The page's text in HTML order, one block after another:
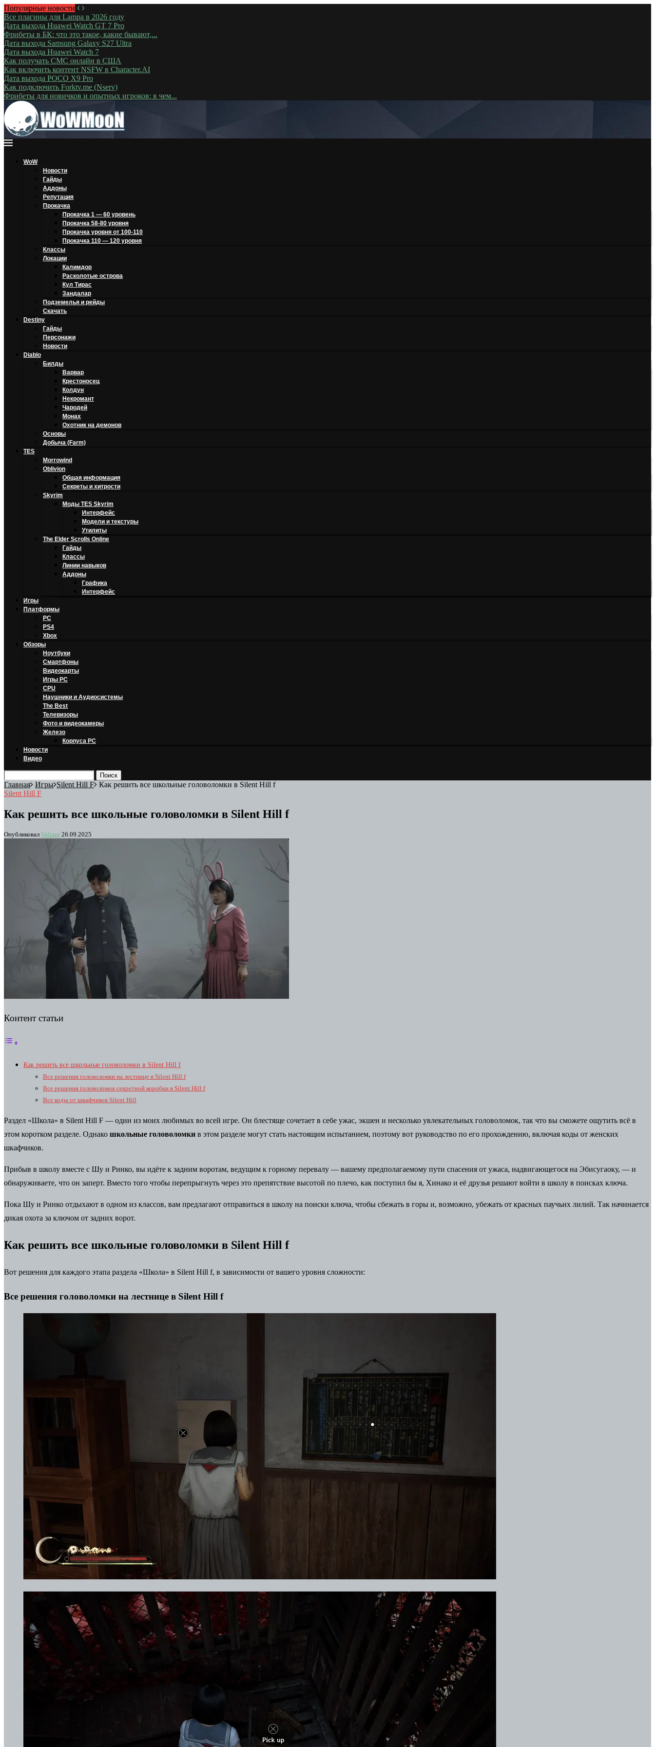
Популярные новости
Все плагины для Lampa в 2026 году
Дата выхода Huawei Watch GT 7 Pro
Фрибеты в БК: что это такое, какие бывают,...
Дата выхода Samsung Galaxy S27 Ultra
Дата выхода Huawei Watch 7
Как получать СМС онлайн в США
Как включить контент NSFW в Character.AI
Дата выхода POCO X9 Pro
Как подключить Forktv.me (Nserv)
Фрибеты для новичков и опытных игроков: в чем...
WoW
Новости
Гайды
Аддоны
Репутация
Прокачка
Прокачка 1 — 60 уровень
Прокачка 58-80 уровня
Прокачка уровня от 100-110
Прокачка 110 — 120 уровня
Классы
Локации
Калимдор
Расколотые острова
Кул Тирас
Зандалар
Подземелья и рейды
Скачать
Destiny
Гайды
Персонажи
Новости
Diablo
Билды
Варвар
Крестоносец
Колдун
Некромант
Чародей
Монах
Охотник на демонов
Основы
Добыча (Farm)
TES
Morrowind
Oblivion
Общая информация
Секреты и хитрости
Skyrim
Моды TES Skyrim
Интерфейс
Модели и текстуры
Утилиты
The Elder Scrolls Online
Гайды
Классы
Линии навыков
Аддоны
Графика
Интерфейс
Игры
Платформы
PC
PS4
Xbox
Обзоры
Ноутбуки
Смартфоны
Видеокарты
Игры PC
CPU
Наушники и Аудиосистемы
The Best
Телевизоры
Фото и видеокамеры
Железо
Корпуса PC
Новости
Видео
Главная Игры Silent Hill F Как решить все школьные головоломки в Silent Hill f
Silent Hill F
Как решить все школьные головоломки в Silent Hill f
Опубликовал Valiant 26.09.2025
Контент статьи
Как решить все школьные головоломки в Silent Hill f
Все решения головоломки на лестнице в Silent Hill f
Все решения головоломок секретной коробки в Silent Hill f
Все коды от шкафчиков Silent Hill
Раздел «Школа» в Silent Hill F — один из моих любимых во всей игре. Он блестяще сочетает в себе ужас, экшен и несколько увлекательных головоломок, так что вы сможете ощутить всё в
этом коротком разделе. Однако школьные головоломки в этом разделе могут стать настоящим испытанием, поэтому вот руководство по его прохождению, включая коды от женских
шкафчиков.
Прибыв в школу вместе с Шу и Ринко, вы идёте к задним воротам, ведущим к горному перевалу — вашему предполагаемому пути спасения от ужаса, надвигающегося на Эбисугаоку, — и
обнаруживаете, что он заперт. Вместо того чтобы перепрыгнуть через это препятствие высотой по плечо, как поступил бы я, Хинако и её друзья решают войти в школу в поисках ключа.
Пока Шу и Ринко отдыхают в одном из классов, вам предлагают отправиться в школу на поиски ключа, чтобы сбежать в горы и, возможно, убежать от красных паучьих лилий. Так начинается
дикая охота за ключом от задних ворот.
Как решить все школьные головоломки в Silent Hill f
Вот решения для каждого этапа раздела «Школа» в Silent Hill f, в зависимости от вашего уровня сложности:
Все решения головоломки на лестнице в Silent Hill f